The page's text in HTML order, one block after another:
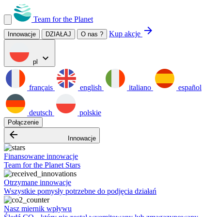
Team for the Planet
Innowacje DZIAŁAJ O nas ? Kup akcje arrow_forward
pl expand_more
français english italiano español
deutsch polskie
Połączenie
arrow_backward Innowacje
Finansowane innowacje
Team for the Planet Stars
Otrzymane innowacje
Wszystkie pomysły potrzebne do podjęcia działań
Nasz miernik wpływu